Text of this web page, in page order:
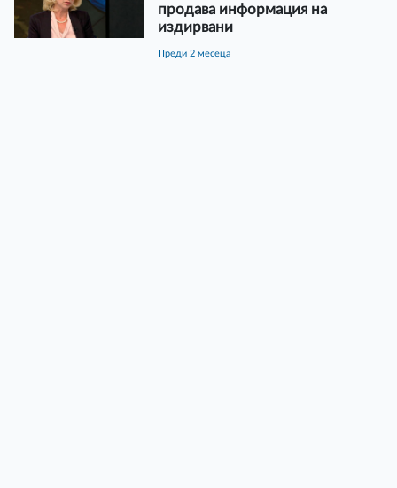
продава информация на
издирвани
преди 2 месеца